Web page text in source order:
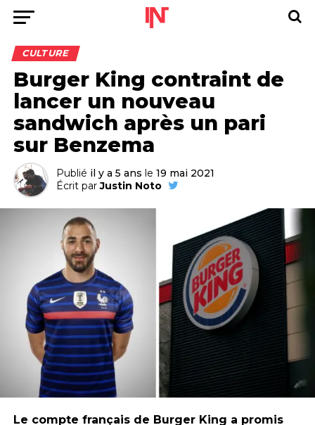
CULTURE
Burger King contraint de
lancer un nouveau
sandwich après un pari
sur Benzema
Publié il y a 5 ans le 19 mai 2021
Écrit par Justin Noto
Le compte français de Burger King a promis